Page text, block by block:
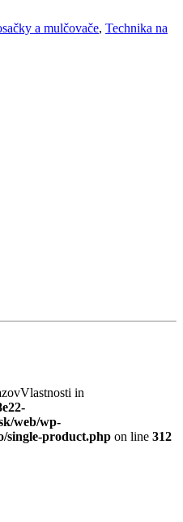
a mulčovače, Technika na
in
web/wp-
single-product.php on line 312